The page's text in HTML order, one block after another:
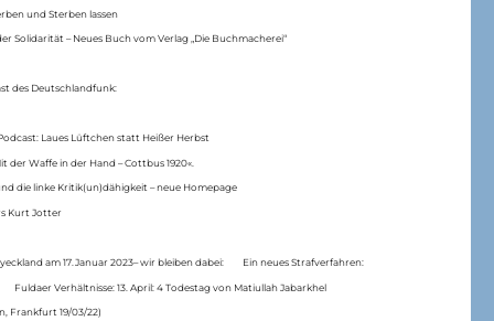
und Sterben lassen
Solidarität – Neues Buch vom Verlag „Die Buchmacherei“
des Deutschlandfunk:
Laues Lüftchen statt Heißer Herbst
der Waffe in der Hand – Cottbus 1920«.
die linke Kritik(un)dähigkeit – neue Homepage
Kurt Jotter
am 17.Januar 2023– wir bleiben dabei: Ein neues Strafverfahren:
Fuldaer Verhältnisse: 13. April: 4 Todestag von Matiul­lah Jabarkhel
Frankfurt 19/03/22)